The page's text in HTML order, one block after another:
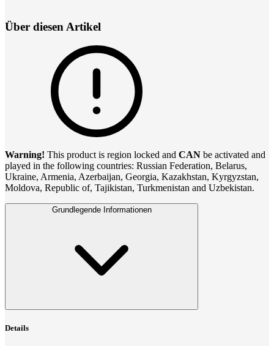
Über diesen Artikel
Warning! This product is region locked and CAN be activated and
played in the following countries: Russian Federation, Belarus,
Ukraine, Armenia, Azerbaijan, Georgia, Kazakhstan, Kyrgyzstan,
Moldova, Republic of, Tajikistan, Turkmenistan and Uzbekistan.
Grundlegende Informationen
Details